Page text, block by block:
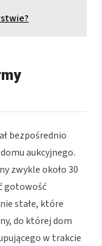
bezpośrednio
aukcyjnego.
zwykle około 30
gotowość
stałe, które
do której dom
w trakcie